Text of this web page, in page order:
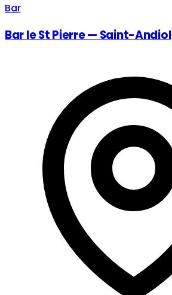
Bar
Bar le St Pierre — Saint-Andiol